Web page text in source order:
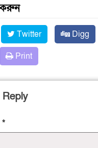
করুন
Twitter Digg
Print
*